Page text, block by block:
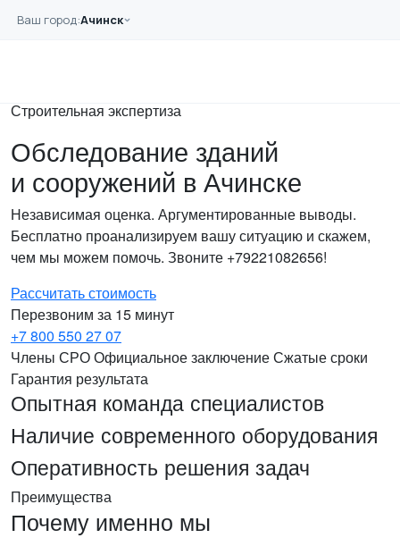
Ваш город:Ачинск
Главная
Строительная экспертиза
Обследование зданий
и сооружений в Ачинске
Независимая оценка. Аргументированные выводы.
Бесплатно проанализируем вашу ситуацию и скажем,
чем мы можем помочь. Звоните +79221082656!
Рассчитать стоимость
Перезвоним за 15 минут
+7 800 550 27 07
Члены СРООфициальное заключениеСжатые сроки
Гарантия результата
Опытная команда специалистов
Наличие современного оборудования
Оперативность решения задач
Преимущества
Почему именно мы